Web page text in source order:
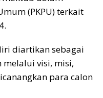
(PKPU) terkait
diartikan sebagai
visi, misi,
para calon